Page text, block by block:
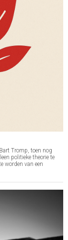
Tromp, toen nog
politieke theorie te
worden van een